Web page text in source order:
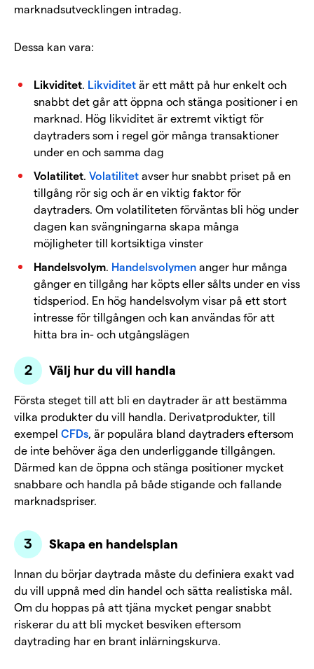
marknadsutvecklingen intradag.
Dessa kan vara:
Likviditet. Likviditet är ett mått på hur enkelt och
snabbt det går att öppna och stänga positioner i en
marknad. Hög likviditet är extremt viktigt för
daytraders som i regel gör många transaktioner
under en och samma dag
Volatilitet. Volatilitet avser hur snabbt priset på en
tillgång rör sig och är en viktig faktor för
daytraders. Om volatiliteten förväntas bli hög under
dagen kan svängningarna skapa många
möjligheter till kortsiktiga vinster
Handelsvolym. Handelsvolymen anger hur många
gånger en tillgång har köpts eller sålts under en viss
tidsperiod. En hög handelsvolym visar på ett stort
intresse för tillgången och kan användas för att
hitta bra in- och utgångslägen
Välj hur du vill handla
Första steget till att bli en daytrader är att bestämma
vilka produkter du vill handla. Derivatprodukter, till
exempel CFDs, är populära bland daytraders eftersom
de inte behöver äga den underliggande tillgången.
Därmed kan de öppna och stänga positioner mycket
snabbare och handla på både stigande och fallande
marknadspriser.
Skapa en handelsplan
Innan du börjar daytrada måste du definiera exakt vad
du vill uppnå med din handel och sätta realistiska mål.
Om du hoppas på att tjäna mycket pengar snabbt
riskerar du att bli mycket besviken eftersom
daytrading har en brant inlärningskurva.